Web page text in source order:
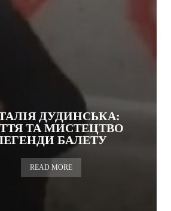
ДУДИНСЬКА:
ТА МИСТЕЦТВО
БАЛЕТУ
READ MORE